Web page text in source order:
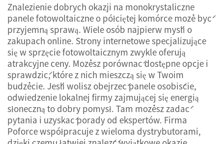
Znalezienie dobrych okazji na monokrystaliczne
panele fotowoltaiczne o półciętej komórce może być
przyjemną sprawą. Wiele osób najpierw myśli o
zakupach online. Strony internetowe specjalizujące
się w sprzęcie fotowoltaicznym zwykle oferują
atrakcyjne ceny. Możesz porównać dostępne opcje i
sprawdzić, które z nich mieszczą się w Twoim
budżecie. Jeśli wolisz obejrzeć panele osobiście,
odwiedzenie lokalnej firmy zajmującej się energią
słoneczną to dobry pomysł. Tam możesz zadać
pytania i uzyskać porady od ekspertów. Firma
Poforce współpracuje z wieloma dystrybutorami,